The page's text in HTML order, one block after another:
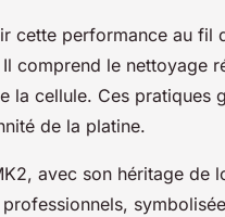
cette performance au fil
comprend le nettoyage
la cellule. Ces pratiques
de la platine.
avec son héritage de